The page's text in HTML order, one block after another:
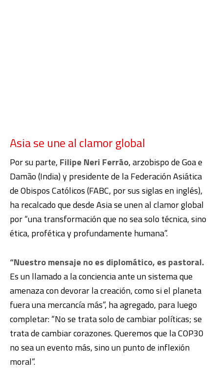
Asia se une al clamor global
Por su parte, Filipe Neri Ferrão, arzobispo de Goa e
Damão (India) y presidente de la Federación Asiática
de Obispos Católicos (FABC, por sus siglas en inglés),
ha recalcado que desde Asia se unen al clamor global
por “una transformación que no sea solo técnica, sino
ética, profética y profundamente humana”.
“Nuestro mensaje no es diplomático, es pastoral.
Es un llamado a la conciencia ante un sistema que
amenaza con devorar la creación, como si el planeta
fuera una mercancía más”, ha agregado, para luego
completar: “No se trata solo de cambiar políticas; se
trata de cambiar corazones. Queremos que la COP30
no sea un evento más, sino un punto de inflexión
moral”.